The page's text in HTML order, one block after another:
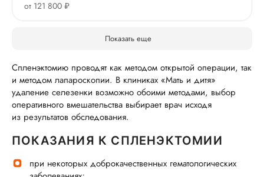
от 121 800 ₽
Показать еще
Спленэктомию проводят как методом открытой операции, так
и методом лапароскопии. В клиниках «Мать и дитя»
удаление селезенки возможно обоими методами, выбор
оперативного вмешательства выбирает врач исходя
из результатов обследования.
ПОКАЗАНИЯ К СПЛЕНЭКТОМИИ
при некоторых доброкачественных гематологических